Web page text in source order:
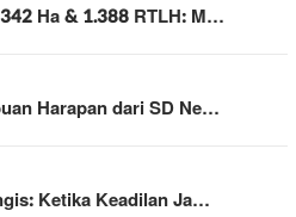
Ha & 1.388 RTLH: M…
Harapan dari SD Ne…
Ketika Keadilan Ja…